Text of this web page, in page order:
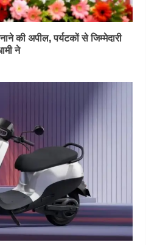
की अपील, पर्यटकों से जिम्मेदारी
ने